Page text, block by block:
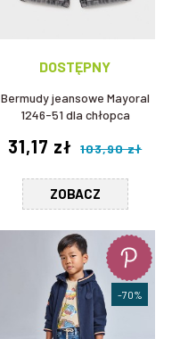
DOSTĘPNY
Bermudy jeansowe Mayoral
1246-51 dla chłopca
31,17 zł 103,90 zł
ZOBACZ
-70%